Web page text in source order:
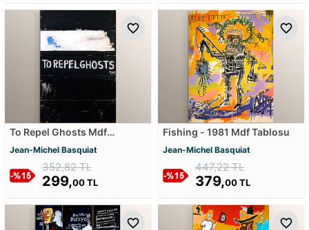
To Repel Ghosts Mdf
Tablosu
Jean-Michel Basquiat
352,82 TL
299,00 TL
Fishing - 1981 Mdf Tablosu
Jean-Michel Basquiat
447,22 TL
379,00 TL